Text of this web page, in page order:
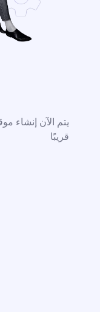
يتم الآن إنشاء
قريبًا